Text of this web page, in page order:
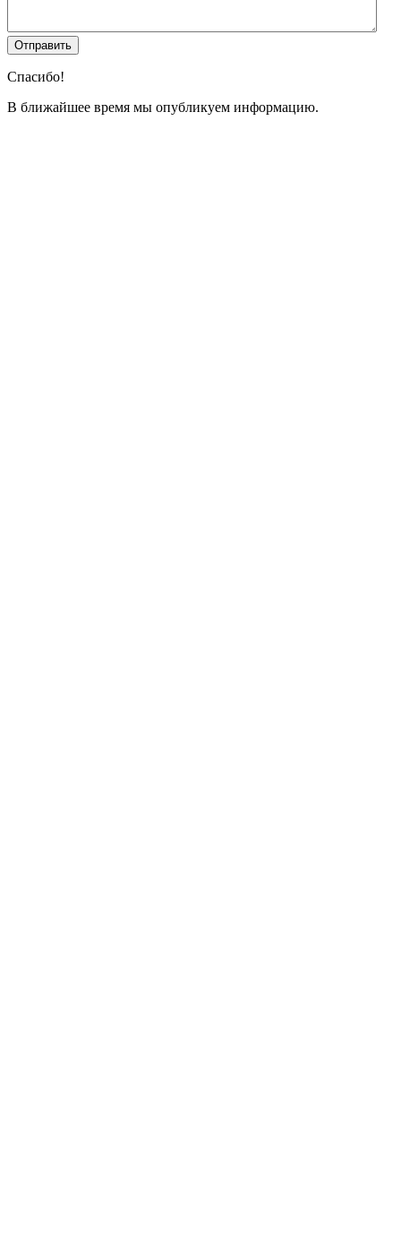
Спасибо!
В ближайшее время мы опубликуем информацию.